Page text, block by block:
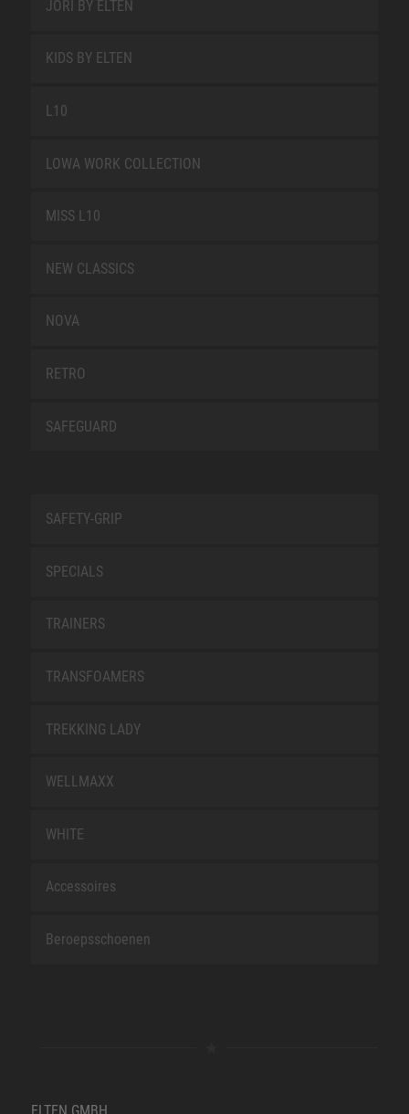
JORI BY ELTEN
KIDS BY ELTEN
L10
LOWA WORK COLLECTION
MISS L10
NEW CLASSICS
NOVA
RETRO
SAFEGUARD
SAFETY-GRIP
SPECIALS
TRAINERS
TRANSFOAMERS
TREKKING LADY
WELLMAXX
WHITE
Accessoires
Beroepsschoenen